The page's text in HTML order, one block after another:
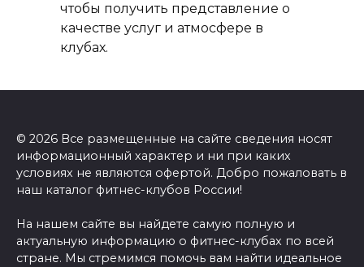
чтобы получить представление о
качестве услуг и атмосфере в
клубах.
© 2026 Все размещенные на сайте сведения носят
информационный характер и ни при каких
условиях не являются офертой. Добро пожаловать в
наш каталог фитнес-клубов России!
На нашем сайте вы найдете самую полную и
актуальную информацию о фитнес-клубах по всей
стране. Мы стремимся помочь вам найти идеальное